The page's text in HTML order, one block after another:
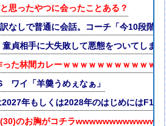
思ったやつに会ったことある？
なしで普通に会話。コーチ「今10段階
童貞相手に大失敗して悪態をついてしま
った林間カレーｗｗｗｗｗｗｗｗｗｗｗ
ワイ「羊羮うめぇなぁ」
年もしくは2028年のはじめにはF1
(30)のお胸がコチラwwwwwwwwwwww